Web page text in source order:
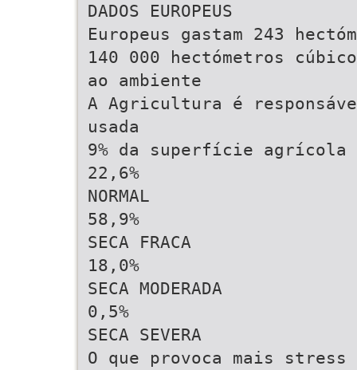
DADOS EUROPEUS
Europeus gastam 243
140 000 hectómetros
ao ambiente
A Agricultura é
usada
9% da superfície
22,6%
NORMAL
58,9%
SECA FRACA
18,0%
SECA MODERADA
0,5%
SECA SEVERA
O que provoca mais